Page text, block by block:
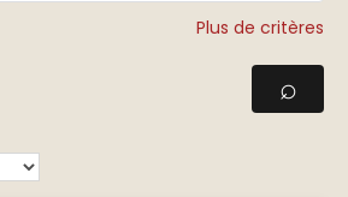
Plus de critères